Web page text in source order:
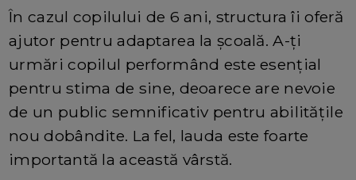
În cazul copilului de 6 ani, structura îi oferă
ajutor pentru adaptarea la școală. A-ți
urmări copilul performând este esențial
pentru stima de sine, deoarece are nevoie
de un public semnificativ pentru abilitățile
nou dobândite. La fel, lauda este foarte
importantă la această vârstă.